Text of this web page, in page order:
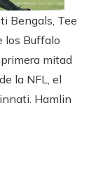
Bengals, Tee
los Buffalo
mitad
la NFL, el
Hamlin